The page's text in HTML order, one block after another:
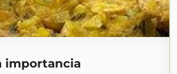
importancia